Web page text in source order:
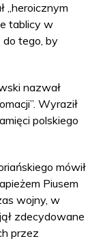
„heroicznym
tablicy w
do tego, by
nazwał
Wyraził
polskiego
mówił
Piusem
wojny, w
zdecydowane
przez